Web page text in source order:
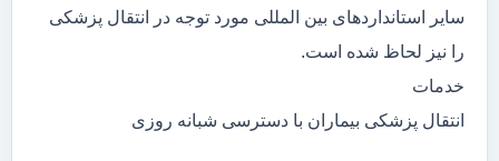
سایر استانداردهای بین المللی مورد توجه در انتقال پزشکی
را نیز لحاظ شده است.
خدمات
انتقال پزشکی بیماران با دسترسی شبانه روزی